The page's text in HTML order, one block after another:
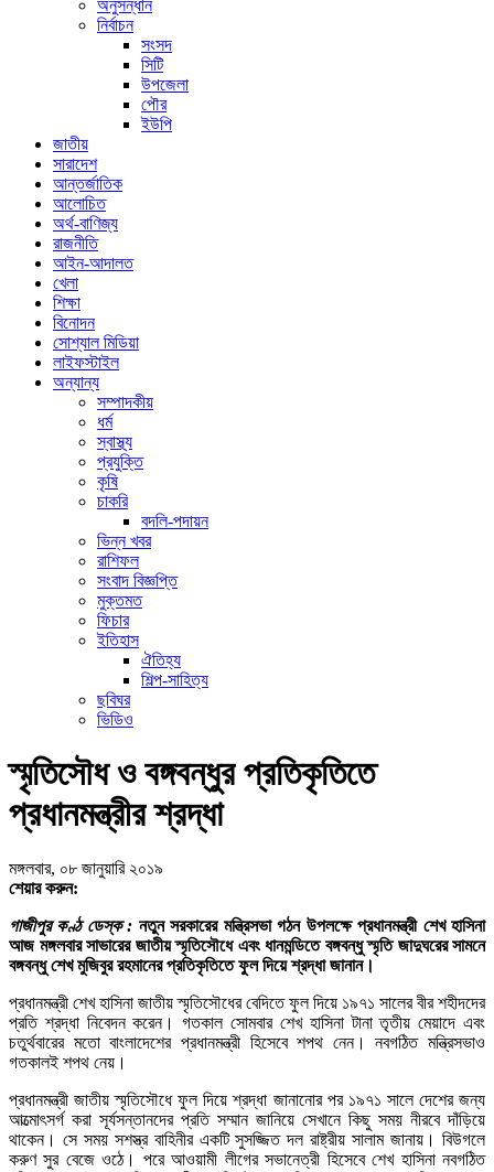
অনুসন্ধান
নির্বাচন
সংসদ
সিটি
উপজেলা
পৌর
ইউপি
জাতীয়
সারাদেশ
আন্তর্জাতিক
আলোচিত
অর্থ-বাণিজ্য
রাজনীতি
আইন-আদালত
খেলা
শিক্ষা
বিনোদন
সোশ্যাল মিডিয়া
লাইফস্টাইল
অন্যান্য
সম্পাদকীয়
ধর্ম
স্বাস্থ্য
প্রযুক্তি
কৃষি
চাকরি
বদলি-পদায়ন
ভিন্ন খবর
রাশিফল
সংবাদ বিজ্ঞপ্তি
মুক্তমত
ফিচার
ইতিহাস
ঐতিহ্য
শিল্প-সাহিত্য
ছবিঘর
ভিডিও
স্মৃতিসৌধ ও বঙ্গবন্ধুর প্রতিকৃতিতে
প্রধানমন্ত্রীর শ্রদ্ধা
মঙ্গলবার, ০৮ জানুয়ারি ২০১৯
শেয়ার করুন:
গাজীপুর কণ্ঠ ডেস্ক : নতুন সরকারের মন্ত্রিসভা গঠন উপলক্ষে প্রধানমন্ত্রী শেখ হাসিনা
আজ মঙ্গলবার সাভারের জাতীয় স্মৃতিসৌধে এবং ধানমন্ডিতে বঙ্গবন্ধু স্মৃতি জাদুঘরের সামনে
বঙ্গবন্ধু শেখ মুজিবুর রহমানের প্রতিকৃতিতে ফুল দিয়ে শ্রদ্ধা জানান।
প্রধানমন্ত্রী শেখ হাসিনা জাতীয় স্মৃতিসৌধের বেদিতে ফুল দিয়ে ১৯৭১ সালের বীর শহীদদের
প্রতি শ্রদ্ধা নিবেদন করেন। গতকাল সোমবার শেখ হাসিনা টানা তৃতীয় মেয়াদে এবং
চতুর্থবারের মতো বাংলাদেশের প্রধানমন্ত্রী হিসেবে শপথ নেন। নবগঠিত মন্ত্রিসভাও
গতকালই শপথ নেয়।
প্রধানমন্ত্রী জাতীয় স্মৃতিসৌধে ফুল দিয়ে শ্রদ্ধা জানানোর পর ১৯৭১ সালে দেশের জন্য
আত্মোৎসর্গ করা সূর্যসন্তানদের প্রতি সম্মান জানিয়ে সেখানে কিছু সময় নীরবে দাঁড়িয়ে
থাকেন। সে সময় সশস্ত্র বাহিনীর একটি সুসজ্জিত দল রাষ্ট্রীয় সালাম জানায়। বিউগলে
করুণ সুর বেজে ওঠে। পরে আওয়ামী লীগের সভানেত্রী হিসেবে শেখ হাসিনা নবগঠিত